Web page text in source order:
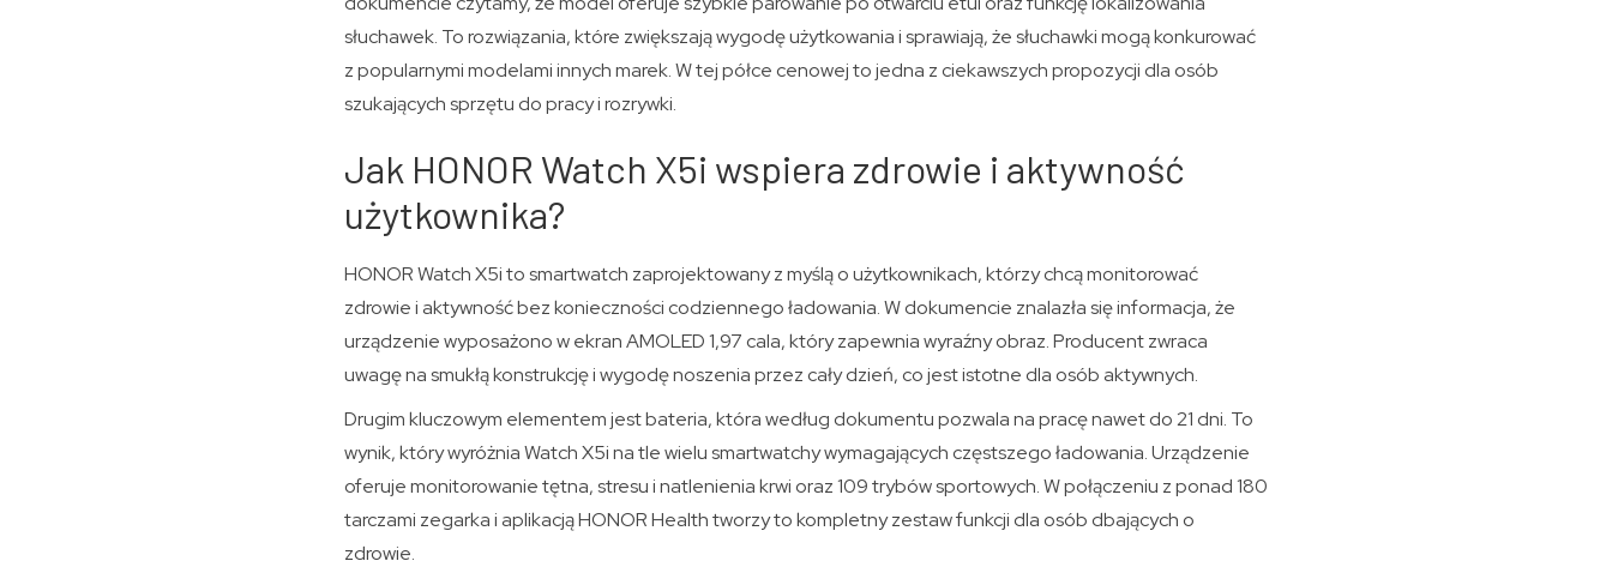
słuchawek. To rozwiązania, które zwiększają wygodę użytkowania i sprawiają, że słuchawki mogą konkurować
z popularnymi modelami innych marek. W tej półce cenowej to jedna z ciekawszych propozycji dla osób
szukających sprzętu do pracy i rozrywki.
Jak HONOR Watch X5i wspiera zdrowie i aktywność
użytkownika?
HONOR Watch X5i to smartwatch zaprojektowany z myślą o użytkownikach, którzy chcą monitorować
zdrowie i aktywność bez konieczności codziennego ładowania. W dokumencie znalazła się informacja, że
urządzenie wyposażono w ekran AMOLED 1,97 cala, który zapewnia wyraźny obraz. Producent zwraca
uwagę na smukłą konstrukcję i wygodę noszenia przez cały dzień, co jest istotne dla osób aktywnych.
Drugim kluczowym elementem jest bateria, która według dokumentu pozwala na pracę nawet do 21 dni. To
wynik, który wyróżnia Watch X5i na tle wielu smartwatchy wymagających częstszego ładowania. Urządzenie
oferuje monitorowanie tętna, stresu i natlenienia krwi oraz 109 trybów sportowych. W połączeniu z ponad 180
tarczami zegarka i aplikacją HONOR Health tworzy to kompletny zestaw funkcji dla osób dbających o
zdrowie.